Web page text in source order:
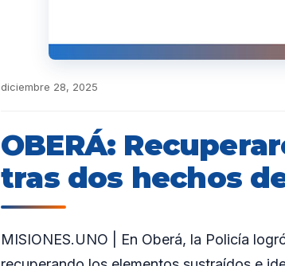
diciembre 28, 2025
OBERÁ:
tras dos hechos
MISIONES.UNO | En Oberá, la Policía